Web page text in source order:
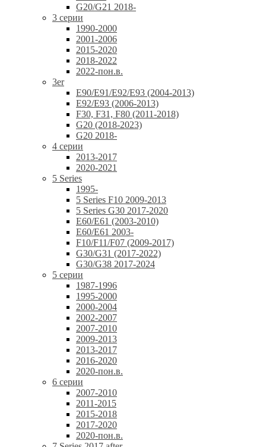
G20/G21 2018-
3 серии
1990-2000
2001-2006
2015-2020
2018-2022
2022-пон.в.
3er
E90/E91/E92/E93 (2004-2013)
E92/E93 (2006-2013)
F30, F31, F80 (2011-2018)
G20 (2018-2023)
G20 2018-
4 серии
2013-2017
2020-2021
5 Series
1995-
5 Series F10 2009-2013
5 Series G30 2017-2020
E60/E61 (2003-2010)
E60/E61 2003-
F10/F11/F07 (2009-2017)
G30/G31 (2017-2022)
G30/G38 2017-2024
5 серии
1987-1996
1995-2000
2000-2004
2002-2007
2007-2010
2009-2013
2013-2017
2016-2020
2020-пон.в.
6 серии
2007-2010
2011-2015
2015-2018
2017-2020
2020-пон.в.